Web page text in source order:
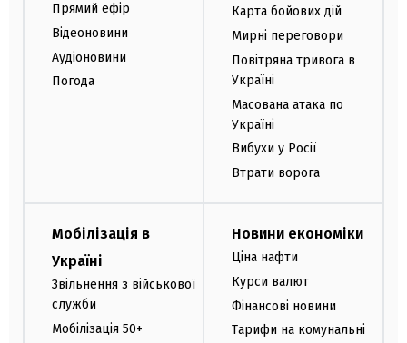
Прямий ефір
Відеоновини
Аудіоновини
Погода
Карта бойових дій
Мирні переговори
Повітряна тривога в
Україні
Масована атака по
Україні
Вибухи у Росії
Втрати ворога
Мобілізація в
Україні
Звільнення з військової
служби
Мобілізація 50+
Новини економіки
Ціна нафти
Курси валют
Фінансові новини
Тарифи на комунальні